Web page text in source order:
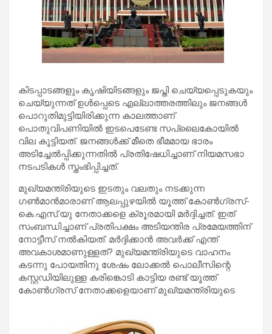
കിടപ്പാടങ്ങളും കൃഷിയിടങ്ങളും ജപ്തി ചെയ്യപ്പെടുകയും
ചെയ്യുന്നത് ഉള്‍പ്പെടെ എല്ലാത്തരത്തിലും ജനങ്ങള്‍
പൊറുതിമുട്ടിയിരിക്കുന്ന കാലത്താണ്
പൊതുവിപണിയില്‍ ഇടപെടേണ്ട സപ്ലൈകോയില്‍
വില കൂട്ടിയത്. ജനങ്ങള്‍ക്ക് മീതെ ഭീമമായ ഭാരം
അടിച്ചേല്‍പ്പിക്കുന്നതില്‍ പ്രതിഷേധിച്ചാണ് നിയമസഭാ
നടപടികള്‍ സ്തംഭിപ്പിച്ചത്.
മുഖ്യമന്ത്രിയുടെ ഇടതും വലതും നടക്കുന്ന
ഗണ്‍മാന്‍മാരാണ് ആലപ്പുഴയില്‍ യൂത്ത് കോണ്‍ഗ്രസ്-
കെ.എസ്.യു നേതാക്കളെ ക്രൂരമായി മര്‍ദ്ദിച്ചത്. ഇത്
സംബന്ധിച്ചാണ് പ്രതിപക്ഷം അടിയന്തിര പ്രമേയത്തിന്
നോട്ടീസ് നല്‍കിയത്. മര്‍ദ്ദിക്കാന്‍ അവര്‍ക്ക് എന്ത്
അവകാശമാണുള്ളത്? മുഖ്യമന്ത്രിയുടെ വാഹനം
കടന്നു പോയതിനു ശേഷം ലോക്കല്‍ പൊലീസിന്റെ
കസ്റ്റഡിയിലുള്ള കരിങ്കൊടി കാട്ടിയ രണ്ട് യൂത്ത്
കോണ്‍ഗ്രസ് നേതാക്കളെയാണ് മുഖ്യമന്ത്രിയുടെ